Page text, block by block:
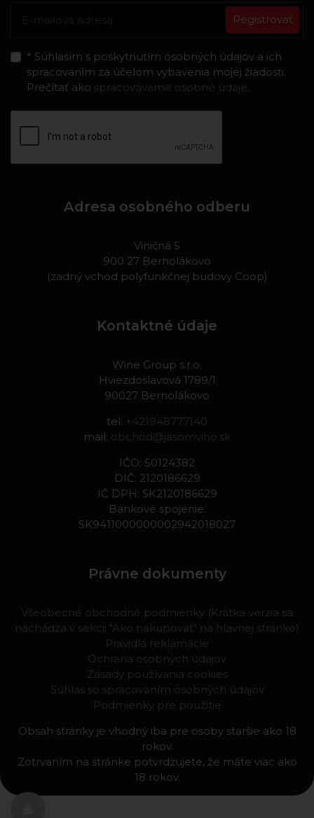
Registrovať
* Súhlasím s poskytnutím osobných údajov a ich
spracovaním za účelom vybavenia mojej žiadosti.
Prečítať ako spracovávame osobné údaje.
Adresa osobného odberu
Viničná 5
900 27 Bernolákovo
(zadný vchod polyfunkčnej budovy Coop)
Kontaktné údaje
Wine Group s.r.o.
Hviezdoslavová 1789/1
90027 Bernolákovo
tel: +421948777140
mail: obchod@jasomvino.sk
IČO: 50124382
DIČ: 2120186629
IČ DPH: SK2120186629
Bankové spojenie:
SK9411000000002942018027
Právne dokumenty
Všeobecné obchodné podmienky (Krátka verzia sa
nachádza v sekcii "Ako nakupovať" na hlavnej stránke)
Pravidlá reklamácie
Ochrana osobných údajov
Zásady používania cookies
Súhlas so spracovaním osobných údajov
Podmienky pre použitie
Obsah stránky je vhodný iba pre osoby staršie ako 18
rokov.
Zotrvaním na stránke potvrdzujete, že máte viac ako
18 rokov.